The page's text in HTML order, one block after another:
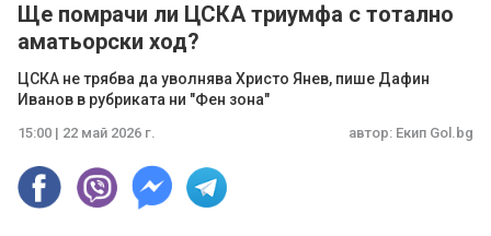
Ще помрачи ли ЦСКА триумфа с тотално
аматьорски ход?
ЦСКА не трябва да уволнява Христо Янев, пише Дафин
Иванов в рубриката ни "Фен зона"
15:00 | 22 май 2026 г. автор: Екип Gol.bg